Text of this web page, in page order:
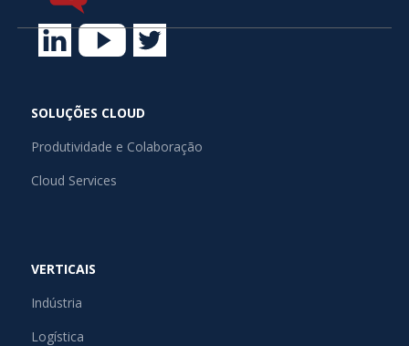
SOLUÇÕES CLOUD
Produtividade e Colaboração
Cloud Services
VERTICAIS
Indústria
Logística